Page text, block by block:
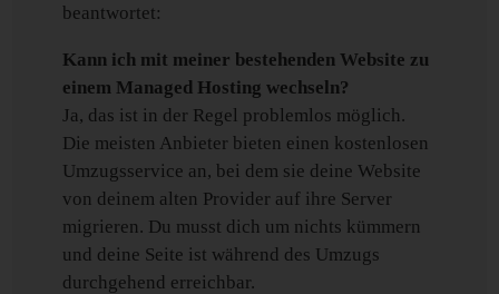
beantwortet:
Kann ich mit meiner bestehenden Website zu
einem Managed Hosting wechseln?
Ja, das ist in der Regel problemlos möglich.
Die meisten Anbieter bieten einen kostenlosen
Umzugsservice an, bei dem sie deine Website
von deinem alten Provider auf ihre Server
migrieren. Du musst dich um nichts kümmern
und deine Seite ist während des Umzugs
durchgehend erreichbar.